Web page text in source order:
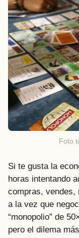
Foto
Si te gusta la
horas intentando
compras, vendes,
a la vez que
“monopolio” de
pero el dilema